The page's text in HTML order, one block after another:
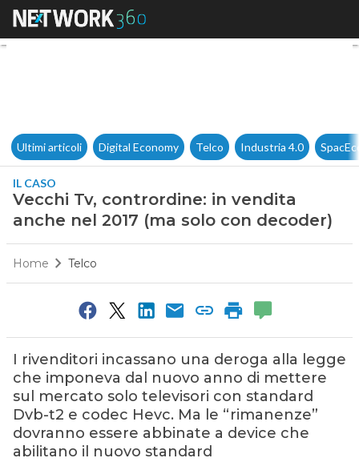
Vecchi Tv, contrordine: in
Ultimi articoli Digital Economy Telco Industria 4.0
IL CASO
Vecchi Tv, contrordine: in vendita
anche nel 2017 (ma solo con decoder)
Home Telco
I rivenditori incassano una deroga alla legge
che imponeva dal nuovo anno di mettere
sul mercato solo televisori con standard
Dvb-t2 e codec Hevc. Ma le “rimanenze”
dovranno essere abbinate a device che
abilitano il nuovo standard